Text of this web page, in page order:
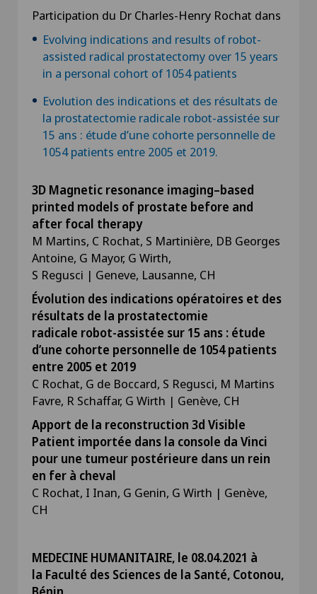
Participation du Dr Charles-Henry Rochat dans
Evolving indications and results of robot-
assisted radical prostatectomy over 15 years
in a personal cohort of 1054 patients
Evolution des indications et des résultats de
la prostatectomie radicale robot-assistée sur
15 ans : étude d’une cohorte personnelle de
1054 patients entre 2005 et 2019.
3D Magnetic resonance imaging–based
printed models of prostate before and
after focal therapy
M Martins, C Rochat, S Martinière, DB Georges
Antoine, G Mayor, G Wirth,
S Regusci | Geneve, Lausanne, CH
Évolution des indications opératoires et des
résultats de la prostatectomie
radicale robot-assistée sur 15 ans : étude
d’une cohorte personnelle de 1054 patients
entre 2005 et 2019
C Rochat, G de Boccard, S Regusci, M Martins
Favre, R Schaffar, G Wirth | Genève, CH
Apport de la reconstruction 3d Visible
Patient importée dans la console da Vinci
pour une tumeur postérieure dans un rein
en fer à cheval
C Rochat, I Inan, G Genin, G Wirth | Genève,
CH
MEDECINE HUMANITAIRE, le 08.04.2021 à
la Faculté des Sciences de la Santé, Cotonou,